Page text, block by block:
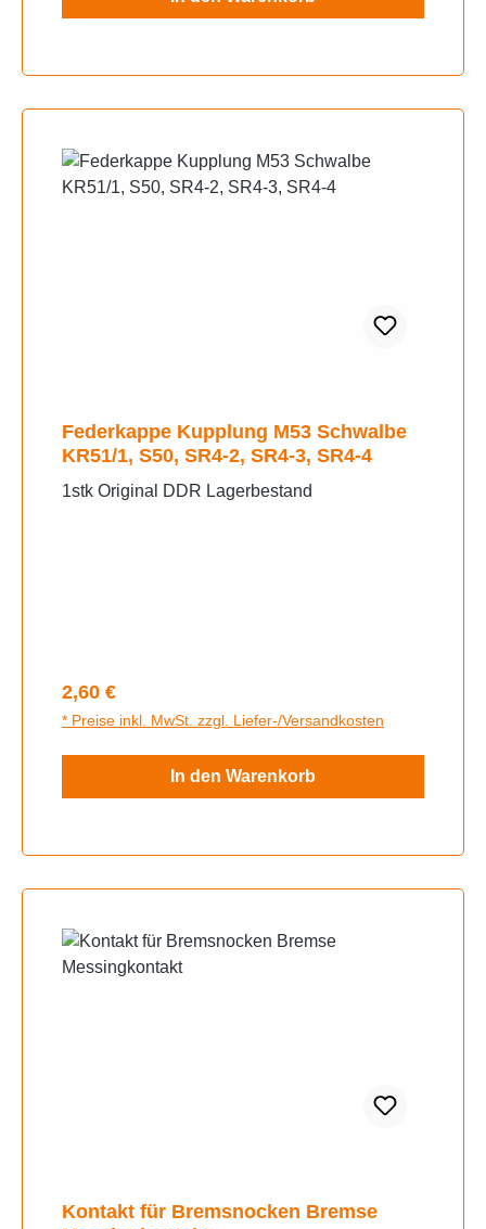
Federkappe Kupplung M53 Schwalbe
KR51/1, S50, SR4-2, SR4-3, SR4-4
1stk Original DDR Lagerbestand
Regulärer Preis:
2,60 €
* Preise inkl. MwSt. zzgl. Liefer-/Versandkosten
In den Warenkorb
Kontakt für Bremsnocken Bremse